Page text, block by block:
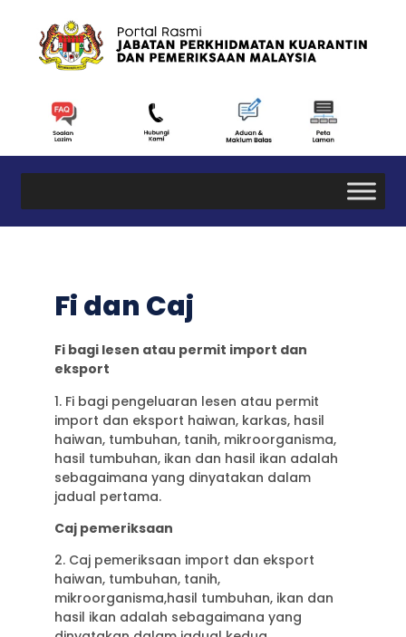
Fi dan Caj
Fi bagi lesen atau permit import dan
eksport
1. Fi bagi pengeluaran lesen atau permit
import dan eksport haiwan, karkas, hasil
haiwan, tumbuhan, tanih, mikroorganisma,
hasil tumbuhan, ikan dan hasil ikan adalah
sebagaimana yang dinyatakan dalam
jadual pertama.
Caj pemeriksaan
2. Caj pemeriksaan import dan eksport
haiwan, tumbuhan, tanih,
mikroorganisma,hasil tumbuhan, ikan dan
hasil ikan adalah sebagaimana yang